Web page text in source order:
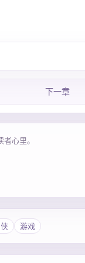
下一章
心里。
游戏